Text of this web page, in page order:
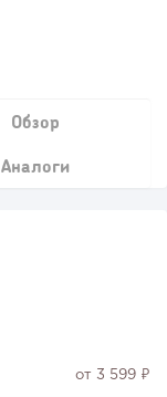
Обзор
Аналоги
от 3 599 ₽